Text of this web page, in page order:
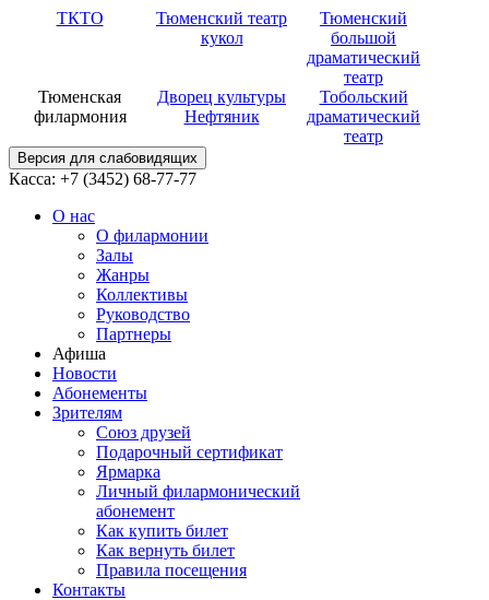
ТКТО
Тюменский театр
кукол
Тюменский
большой
драматический
театр
Тюменская
филармония
Дворец культуры
Нефтяник
Тобольский
драматический
театр
Версия для слабовидящих
Касса: +7 (3452) 68-77-77
О нас
О филармонии
Залы
Жанры
Коллективы
Руководство
Партнеры
Афиша
Новости
Абонементы
Зрителям
Союз друзей
Подарочный сертификат
Ярмарка
Личный филармонический
абонемент
Как купить билет
Как вернуть билет
Правила посещения
Контакты